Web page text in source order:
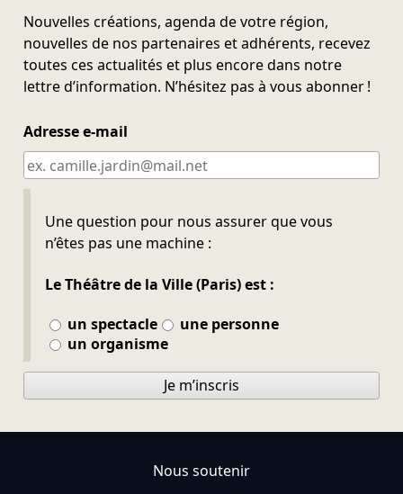
Nouvelles créations, agenda de votre région,
nouvelles de nos partenaires et adhérents, recevez
toutes ces actualités et plus encore dans notre
lettre d’information. N’hésitez pas à vous abonner !
Adresse e-mail
Une question pour nous assurer que vous
n’êtes pas une machine :
Le Théâtre de la Ville (Paris) est :
un spectacle
une personne
un organisme
Ne pas remplir
Je m’inscris
Nous soutenir